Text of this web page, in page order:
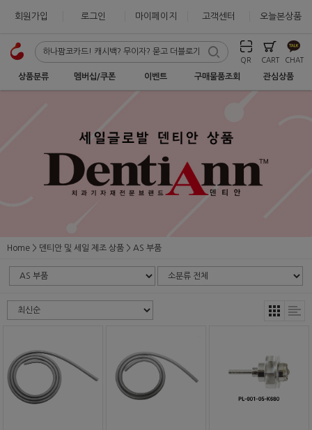
회원가입 로그인 마이페이지 고객센터 오늘본상품
QR CART CHAT
상품분류 멤버십/쿠폰 이벤트 구매물품조회 관심상품
Home 덴티안 및 세일 제조 상품 AS 부품